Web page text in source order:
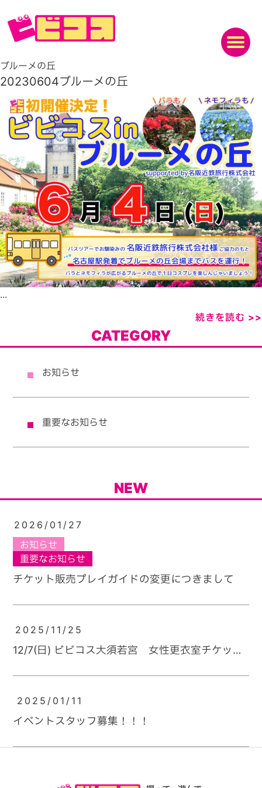
ブルーメの丘
20230604ブルーメの丘
...
続きを読む >>
CATEGORY
お知らせ
重要なお知らせ
NEW
2026/01/27
お知らせ
重要なお知らせ
チケット販売プレイガイドの変更につきまして
2025/11/25
12/7(日) ビビコス大須若宮 女性更衣室チケット
2025/01/11
イベントスタッフ募集！！！